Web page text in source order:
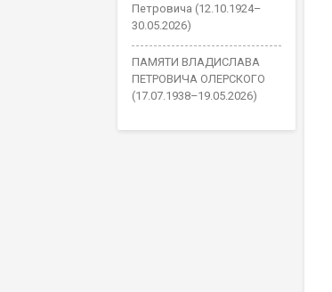
Петровича (12.10.1924–
30.05.2026)
ПАМЯТИ ВЛАДИСЛАВА
ПЕТРОВИЧА ОЛЕРСКОГО
(17.07.1938–19.05.2026)